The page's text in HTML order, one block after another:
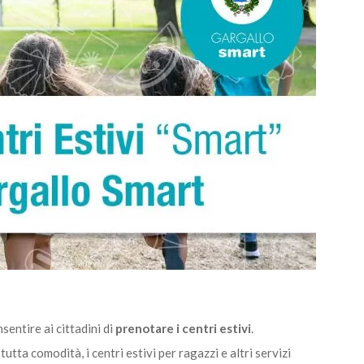
ai cittadini di prenotare i centri estivi.
comodità, i centri estivi per ragazzi e altri servizi